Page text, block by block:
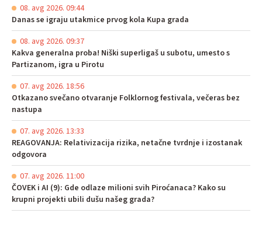
08. avg 2026. 09:44
Danas se igraju utakmice prvog kola Kupa grada
08. avg 2026. 09:37
Kakva generalna proba! Niški superligaš u subotu, umesto s
Partizanom, igra u Pirotu
07. avg 2026. 18:56
Otkazano svečano otvaranje Folklornog festivala, večeras bez
nastupa
07. avg 2026. 13:33
REAGOVANJA: Relativizacija rizika, netačne tvrdnje i izostanak
odgovora
07. avg 2026. 11:00
ČOVEK i AI (9): Gde odlaze milioni svih Piroćanaca? Kako su
krupni projekti ubili dušu našeg grada?